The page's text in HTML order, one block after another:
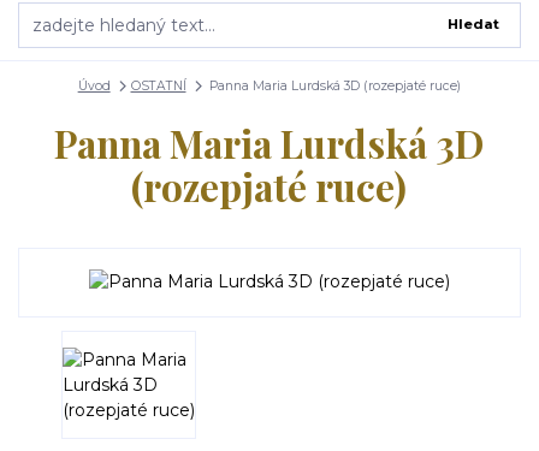
Hledat
Úvod OSTATNÍ Panna Maria Lurdská 3D (rozepjaté ruce)
Panna Maria Lurdská 3D
(rozepjaté ruce)